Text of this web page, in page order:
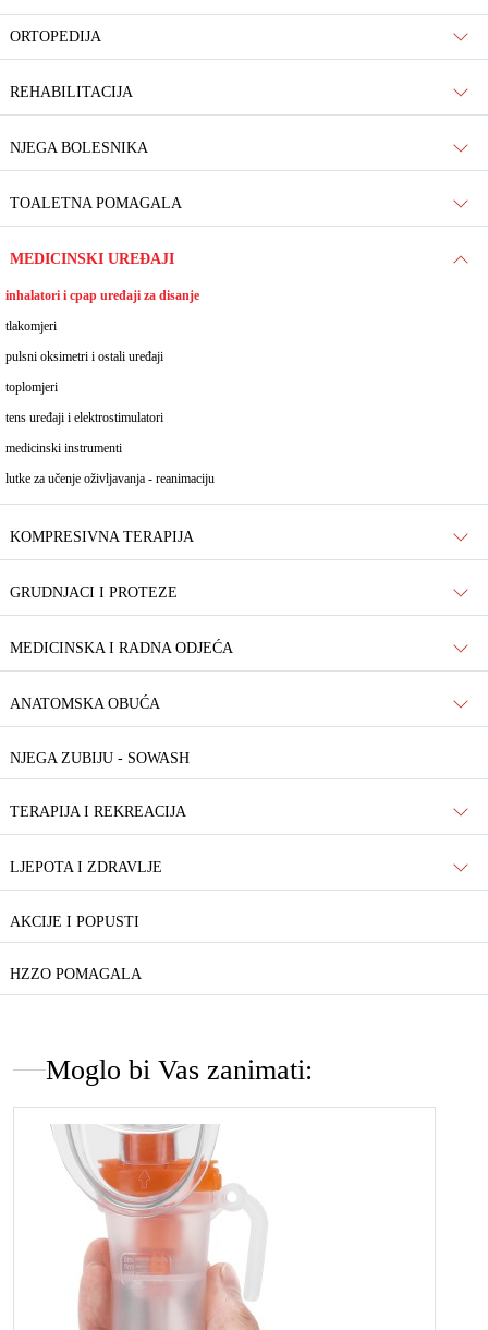
ORTOPEDIJA
REHABILITACIJA
NJEGA BOLESNIKA
TOALETNA POMAGALA
MEDICINSKI UREĐAJI
inhalatori i cpap uređaji za disanje
tlakomjeri
pulsni oksimetri i ostali uređaji
toplomjeri
tens uređaji i elektrostimulatori
medicinski instrumenti
lutke za učenje oživljavanja - reanimaciju
KOMPRESIVNA TERAPIJA
GRUDNJACI I PROTEZE
MEDICINSKA I RADNA ODJEĆA
ANATOMSKA OBUĆA
NJEGA ZUBIJU - SOWASH
TERAPIJA I REKREACIJA
LJEPOTA I ZDRAVLJE
AKCIJE I POPUSTI
HZZO POMAGALA
Moglo bi Vas zanimati: